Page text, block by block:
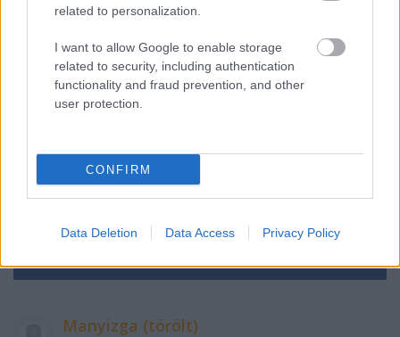
related to personalization.
I want to allow Google to enable storage
related to security, including authentication
functionality and fraud prevention, and other
user protection.
CONFIRM
Data Deletion Data Access Privacy Policy
A hozzászóláshoz be kell lépned!
VAGY
Manyizga (törölt)